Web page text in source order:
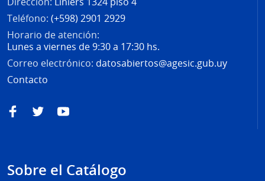
Teléfono: (+598) 2901 2929
Horario de atención:
Lunes a viernes de 9:30 a 17:30 hs.
Correo electrónico: datosabiertos@agesic.gub.uy
Contacto
FacebookTwitterYouTube
Sobre el Catálogo